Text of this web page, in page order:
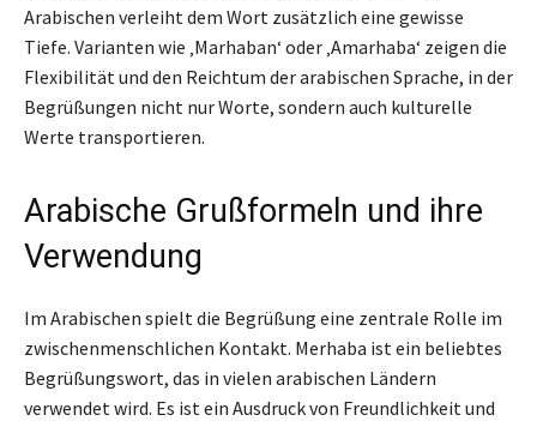
Arabischen verleiht dem Wort zusätzlich eine gewisse
Tiefe. Varianten wie ‚Marhaban‘ oder ‚Amarhaba‘ zeigen die
Flexibilität und den Reichtum der arabischen Sprache, in der
Begrüßungen nicht nur Worte, sondern auch kulturelle
Werte transportieren.
Arabische Grußformeln und ihre
Verwendung
Im Arabischen spielt die Begrüßung eine zentrale Rolle im
zwischenmenschlichen Kontakt. Merhaba ist ein beliebtes
Begrüßungswort, das in vielen arabischen Ländern
verwendet wird. Es ist ein Ausdruck von Freundlichkeit und